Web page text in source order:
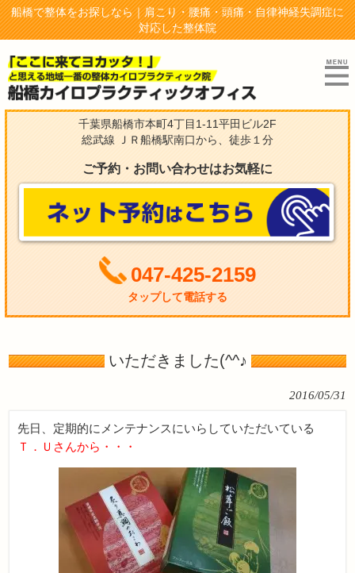
船橋で整体をお探しなら｜肩こり・腰痛・頭痛・自律神経失調症に
対応した整体院
千葉県船橋市本町4丁目1-11平田ビル2F
総武線 ＪＲ船橋駅南口から、徒歩１分
ご予約・お問い合わせはお気軽に
047-425-2159
タップして電話する
いただきました(^^♪
2016/05/31
先日、定期的にメンテナンスにいらしていただいている
Ｔ．Ｕさんから・・・